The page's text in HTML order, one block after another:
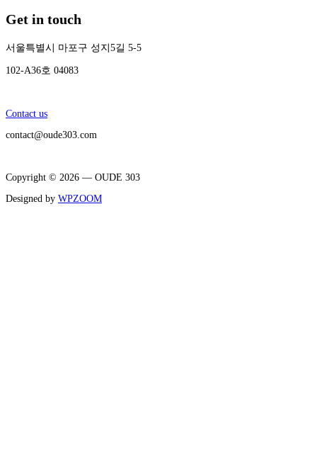
Get in touch
서울특별시 마포구 성지 5길 5-5
102-A36호 04083
Contact us
contact@oude303.com
Copyright © 2026 — OUDE 303
Designed by WPZOOM